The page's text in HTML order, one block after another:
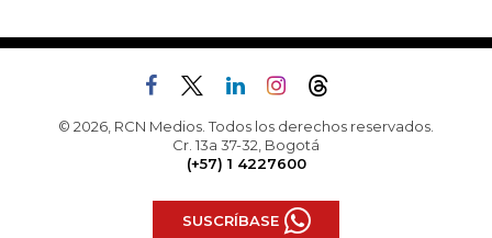
© 2026, RCN Medios. Todos los derechos reservados.
Cr. 13a 37-32, Bogotá
(+57) 1 4227600
SUSCRÍBASE